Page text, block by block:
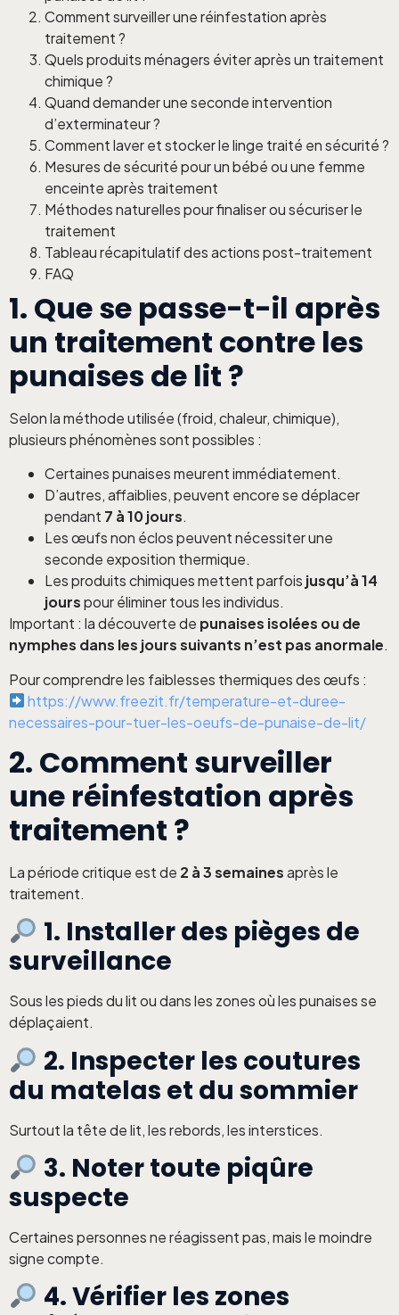
Comment surveiller une réinfestation après
traitement ?
Quels produits ménagers éviter après un traitement
chimique ?
Quand demander une seconde intervention
d’exterminateur ?
Comment laver et stocker le linge traité en sécurité ?
Mesures de sécurité pour un bébé ou une femme
enceinte après traitement
Méthodes naturelles pour finaliser ou sécuriser le
traitement
Tableau récapitulatif des actions post-traitement
FAQ
1. Que se passe-t-il après
un traitement contre les
punaises de lit ?
Selon la méthode utilisée (froid, chaleur, chimique),
plusieurs phénomènes sont possibles :
Certaines punaises meurent immédiatement.
D’autres, affaiblies, peuvent encore se déplacer
pendant 7 à 10 jours.
Les œufs non éclos peuvent nécessiter une
seconde exposition thermique.
Les produits chimiques mettent parfois jusqu’à 14
jourspour éliminer tous les individus.
Important : la découverte de punaises isolées ou de
nymphes dans les jours suivants n’est pas anormale.
Pour comprendre les faiblesses thermiques des œufs :
https://www.freezit.fr/temperature-et-duree-
necessaires-pour-tuer-les-oeufs-de-punaise-de-lit/
2. Comment surveiller
une réinfestation après
traitement ?
La période critique est de 2 à 3 semainesaprès le
traitement.
1. Installer des pièges de
surveillance
Sous les pieds du lit ou dans les zones où les punaises se
déplaçaient.
2. Inspecter les coutures
du matelas et du sommier
Surtout la tête de lit, les rebords, les interstices.
3. Noter toute piqûre
suspecte
Certaines personnes ne réagissent pas, mais le moindre
signe compte.
4. Vérifier les zones